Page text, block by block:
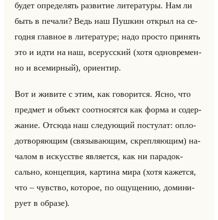
будет опре­де­лять раз­ви­тие ли­те­ра­ту­ры. Нам ли
быть в пе­ча­ли? Ведь наш Пуш­кин от­крыл на се­
год­ня глав­ное в ли­те­ра­ту­ре; надо про­сто при­нять
это и идти на наш, все­рус­ский (хотя од­но­вре­мен­
но и все­мир­ный), ори­ен­тир.
Вот и жи­ви­те с этим, как го­во­рит­ся. Ясно, что
пред­мет и объект со­от­но­сят­ся как форма и со­дер­
жа­ние. От­сю­да наш сле­ду­ющий по­сту­лат: опло­
до­тво­ря­ющим (свя­зы­ва­ющим, скреп­ля­ющим) на­
ча­лом в ис­кус­стве яв­ля­ет­ся, как ни па­ра­док­
сально, кон­цеп­ция, кар­ти­на мира (хотя ка­жет­ся,
что – чув­ство, ко­то­рое, по ощу­ще­нию, до­ми­ни­
ру­ет в об­ра­зе).